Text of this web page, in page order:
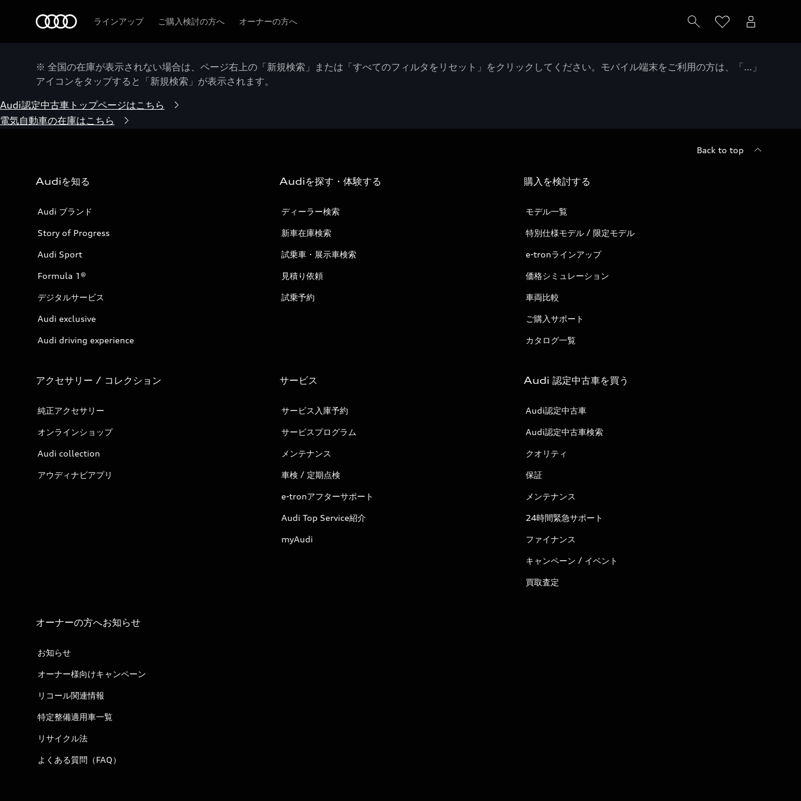
ラインアップ ご購入検討の方へ オーナーの方へ
※ 全国の在庫が表示されない場合は、ページ右上の「新規検索」または「すべてのフィルタをリセット」をクリックしてください。モバイル端末をご利用の方は、「…」
アイコンをタップすると「新規検索」が表示されます。
Audi認定中古車トップページはこちら
電気自動車の在庫はこちら
Back to top
Audiを知る
Audi ブランド
Story of Progress
Audi Sport
Formula 1®
デジタルサービス
Audi exclusive
Audi driving experience
Audiを探す・体験する
ディーラー検索
新車在庫検索
試乗車・展示車検索
見積り依頼
試乗予約
購入を検討する
モデル一覧
特別仕様モデル / 限定モデル
e-tronラインアップ
価格シミュレーション
車両比較
ご購入サポート
カタログ一覧
アクセサリー / コレクション
純正アクセサリー
オンラインショップ
Audi collection
アウディナビアプリ
サービス
サービス入庫予約
サービスプログラム
メンテナンス
車検 / 定期点検
e-tronアフターサポート
Audi Top Service紹介
myAudi
Audi 認定中古車を買う
Audi認定中古車
Audi認定中古車検索
クオリティ
保証
メンテナンス
24時間緊急サポート
ファイナンス
キャンペーン / イベント
買取査定
オーナーの方へお知らせ
お知らせ
オーナー様向けキャンペーン
リコール関連情報
特定整備適用車一覧
リサイクル法
よくある質問（FAQ）